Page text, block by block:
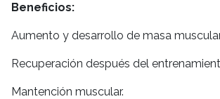
Beneficios:
Aumento y desarrollo de masa
Recuperación después del
Mantención muscular.